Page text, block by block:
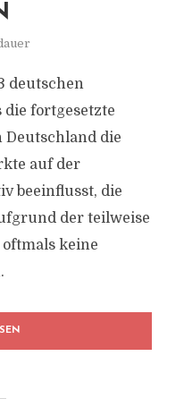
deutschen
die fortgesetzte
Deutschland die
auf der
beeinflusst, die
der teilweise
keine